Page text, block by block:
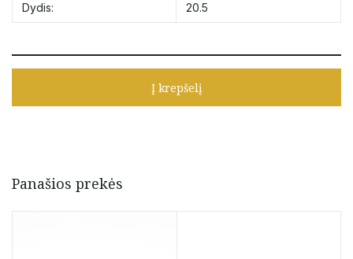
Dydis: 20.5
Į krepšelį
Panašios prekės